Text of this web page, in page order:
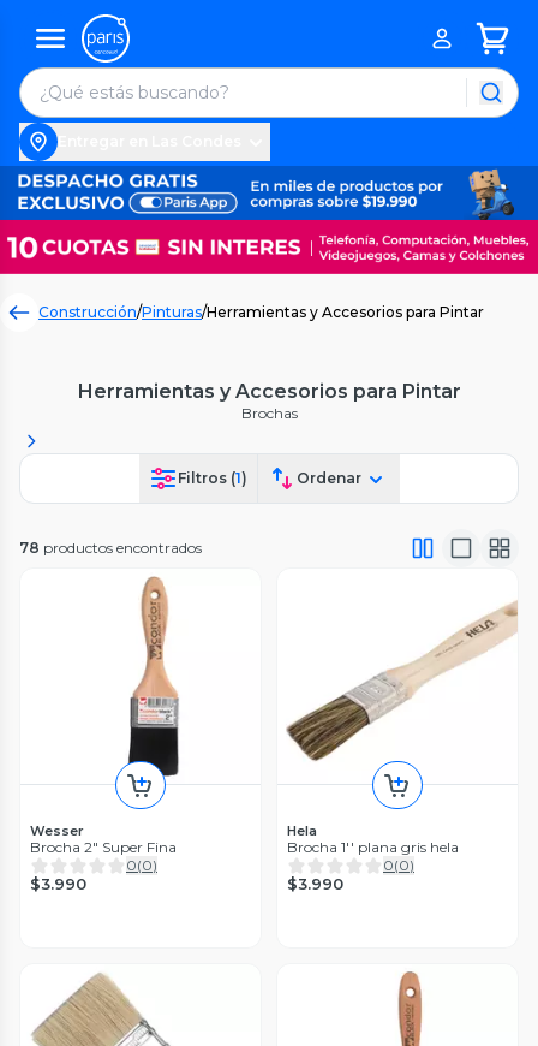
Construcción/Pinturas/Herramientas y Accesorios para Pintar
Herramientas y Accesorios para Pintar
Brochas
Filtros (1) Ordenar
78 productos encontrados
Wesser
Brocha 2" Super Fina
0(0)
$3.990
Hela
Brocha 1'' plana gris hela
0(0)
$3.990